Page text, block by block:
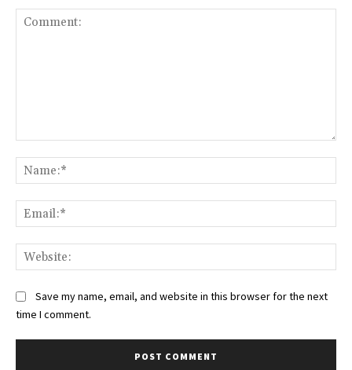
Save my name, email, and website in this browser for the next
time I comment.